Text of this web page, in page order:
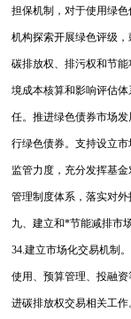
担保机制，对于使用绿
机构探索开展绿色评级
碳排放权、排污权和节
境成本核算和影响评估
任。推进绿色债券市场
行绿色债券。支持设立
监管力度，充分发挥基
管理制度体系，落实对
九、建立和*节能减排市
34.建立市场化交易机制
使用、预算管理、投融
进碳排放权交易相关工